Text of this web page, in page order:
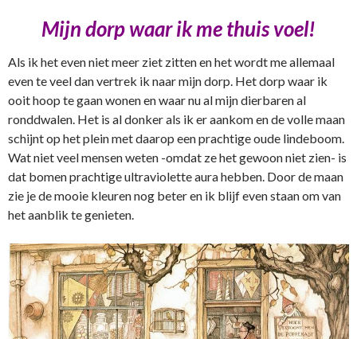
Mijn dorp waar ik me thuis voel!
Als ik het even niet meer ziet zitten en het wordt me allemaal
even te veel dan vertrek ik naar mijn dorp. Het dorp waar ik
ooit hoop te gaan wonen en waar nu al mijn dierbaren al
ronddwalen. Het is al donker als ik er aankom en de volle maan
schijnt op het plein met daarop een prachtige oude lindeboom.
Wat niet veel mensen weten -omdat ze het gewoon niet zien- is
dat bomen prachtige ultraviolette aura hebben. Door de maan
zie je de mooie kleuren nog beter en ik blijf even staan om van
het aanblik te genieten.